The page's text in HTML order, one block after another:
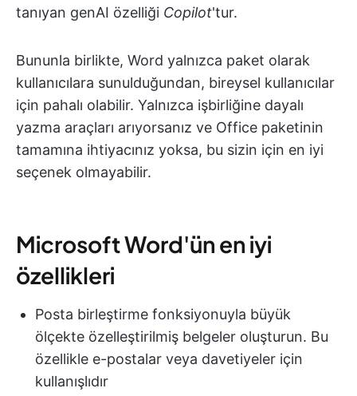
tanıyan genAI özelliği Copilot'tur.
Bununla birlikte, Word yalnızca paket olarak
kullanıcılara sunulduğundan, bireysel kullanıcılar
için pahalı olabilir. Yalnızca işbirliğine dayalı
yazma araçları arıyorsanız ve Office paketinin
tamamına ihtiyacınız yoksa, bu sizin için en iyi
seçenek olmayabilir.
Microsoft Word'ün en iyi
özellikleri
Posta birleştirme fonksiyonuyla büyük
ölçekte özelleştirilmiş belgeler oluşturun. Bu
özellikle e-postalar veya davetiyeler için
kullanışlıdır